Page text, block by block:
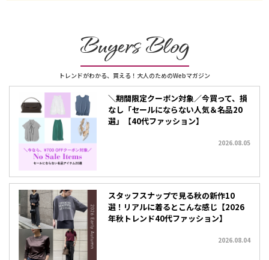
Buyers Blog
トレンドがわかる、買える！大人のためのWebマガジン
＼期間限定クーポン対象／今買って、損
なし「セールにならない人気＆名品20
選」【40代ファッション】
2026.08.05
スタッフスナップで見る秋の新作10
選！リアルに着るとこんな感じ【2026
年秋トレンド40代ファッション】
2026.08.04